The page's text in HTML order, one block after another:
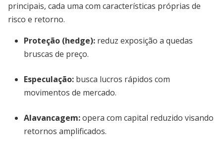
principais, cada uma com características próprias de
risco e retorno.
Proteção (hedge): reduz exposição a quedas
bruscas de preço.
Especulação: busca lucros rápidos com
movimentos de mercado.
Alavancagem:opera com capital reduzido visando
retornos amplificados.